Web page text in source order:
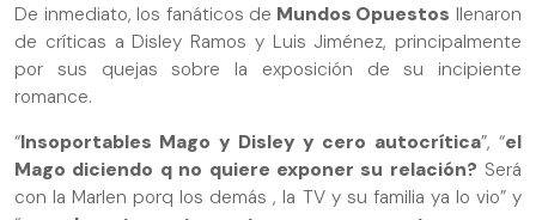
De inmediato, los fanáticos de Mundos Opuestos llenaron
de críticas a Disley Ramos y Luis Jiménez, principalmente
por sus quejas sobre la exposición de su incipiente
romance.
“Insoportables Mago y Disley y cero autocrítica”, “el
Mago diciendo q no quiere exponer su relación? Será
con la Marlen porq los demás , la TV y su familia ya lo vio” y